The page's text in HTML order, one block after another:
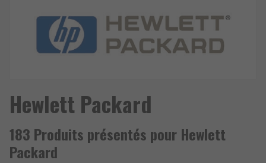
Hewlett Packard
183 Produits présentés pour Hewlett
Packard